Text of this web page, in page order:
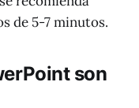
de 5-7 minutos.
son